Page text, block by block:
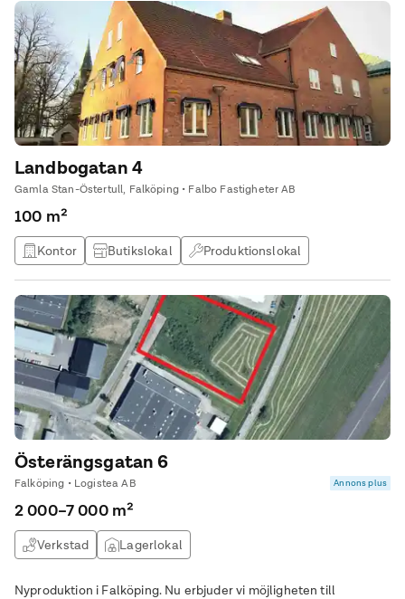
Landbogatan 4
Gamla Stan-Östertull, Falköping • Falbo Fastigheter AB
100 m²
Kontor Butikslokal
Produktionslokal
Lagerlokal
Österängsgatan 6
Falköping • Logistea AB Annons plus
2 000–7 000 m²
Verkstad Lagerlokal
Nyproduktion i Falköping. Nu erbjuder vi möjligheten till